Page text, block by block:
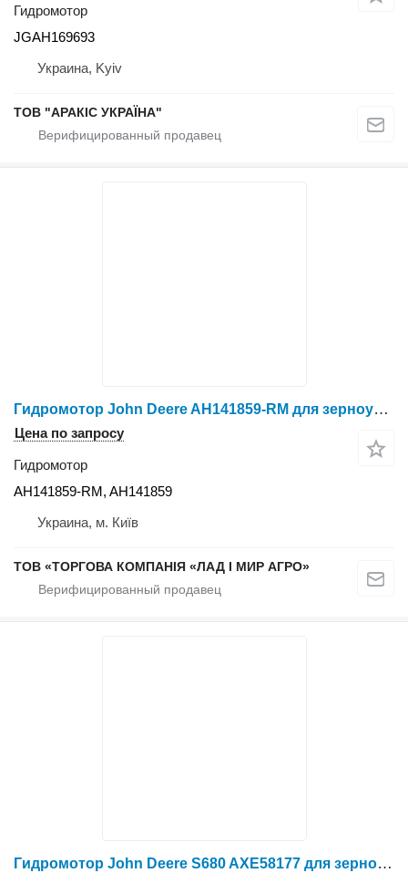
Гидромотор
JGAH169693
Украина, Kyiv
ТОВ "АРАКІС УКРАЇНА"
Гидромотор John Deere AH141859-RM для зерноуборочного комбайна John Deere 630F
Цена по запросу
Гидромотор
AH141859-RM, AH141859
Украина, м. Київ
ТОВ «ТОРГОВА КОМПАНІЯ «ЛАД І МИР АГРО»
Гидромотор John Deere S680 AXE58177 для зерноуборочного комбайна John Deere S680